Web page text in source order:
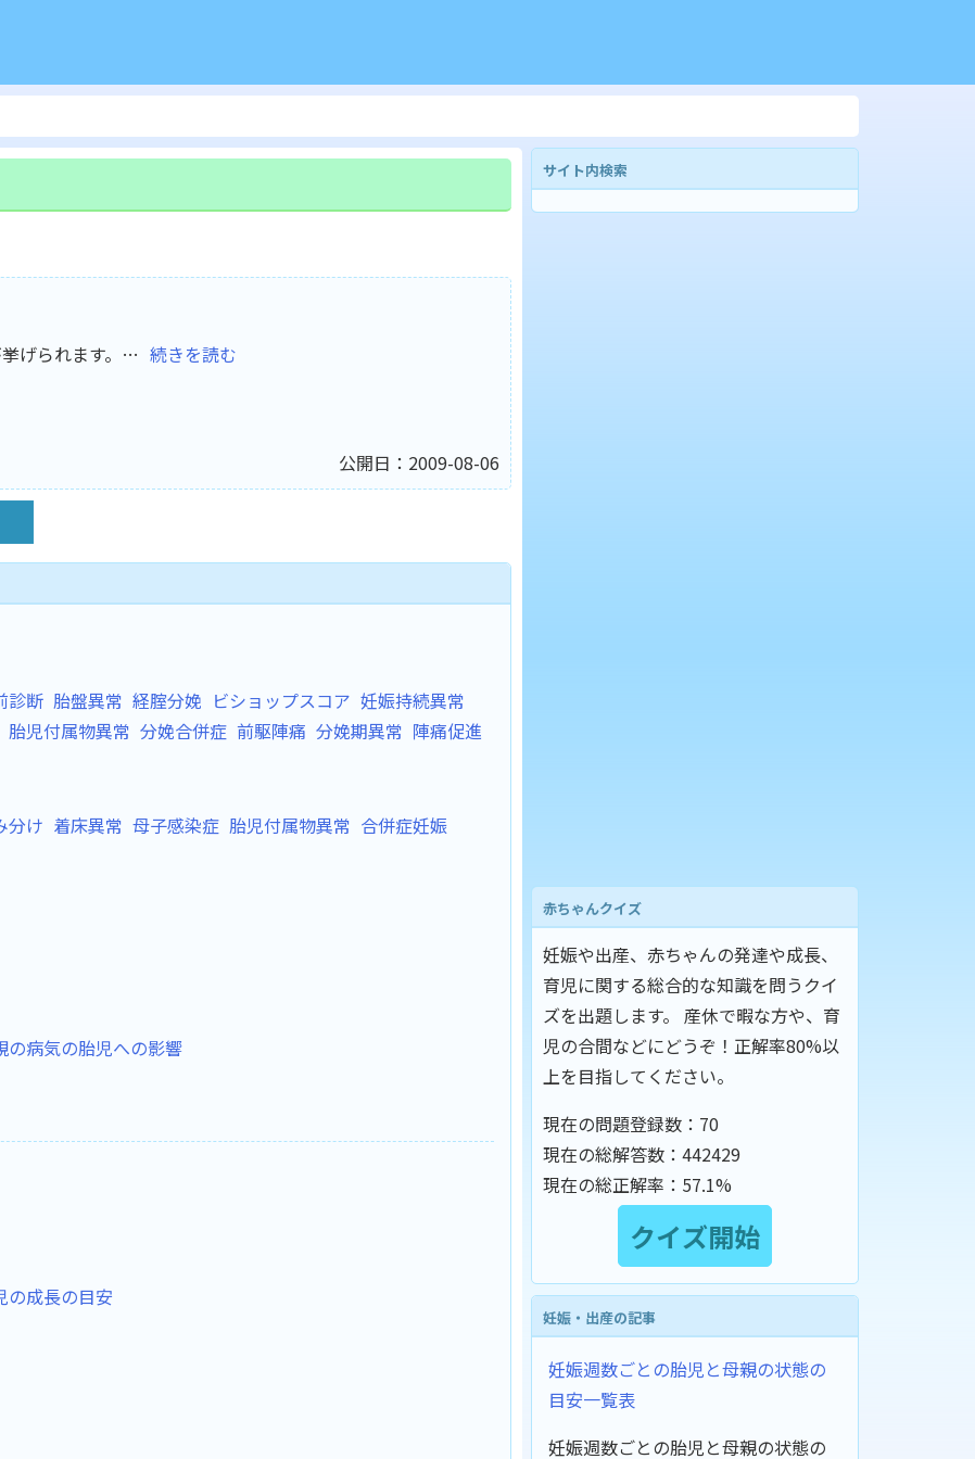
げられます。… 続きを読む
公開日：2009-08-06
診断 胎盤異常 経腟分娩 ビショップスコア 妊娠持続異常
胎児付属物異常 分娩合併症 前駆陣痛 分娩期異常 陣痛促進
分け 着床異常 母子感染症 胎児付属物異常 合併症妊娠
の病気の胎児への影響
の成長の目安
サイト内検索
赤ちゃんクイズ
妊娠や出産、赤ちゃんの発達や成長、
育児に関する総合的な知識を問うクイ
ズを出題します。 産休で暇な方や、育
児の合間などにどうぞ！正解率80%以
上を目指してください。
現在の問題登録数： 70
現在の総解答数： 442429
現在の総正解率： 57.1%
妊娠・出産の記事
妊娠週数ごとの胎児と母親の状態の
目安一覧表
妊娠週数ごとの胎児と母親の状態の